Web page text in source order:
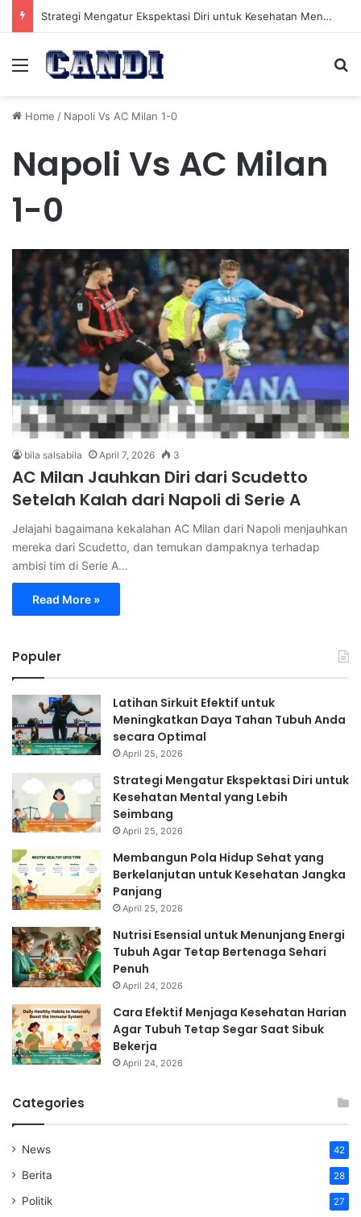
Strategi Mengatur Ekspektasi Diri untuk Kesehatan Mental yang Lebih Seimbang
Menu
Home / Napoli Vs AC Milan 1-0
Napoli Vs AC Milan
1-0
bila salsabila April 7, 2026 3
AC Milan Jauhkan Diri dari Scudetto
Setelah Kalah dari Napoli di Serie A
Jelajahi bagaimana kekalahan AC Milan dari Napoli menjauhkan
mereka dari Scudetto, dan temukan dampaknya terhadap
ambisi tim di Serie A…
Read More »
Populer
Latihan Sirkuit Efektif untuk
Meningkatkan Daya Tahan Tubuh Anda
secara Optimal
April 25, 2026
Strategi Mengatur Ekspektasi Diri untuk
Kesehatan Mental yang Lebih
Seimbang
April 25, 2026
Membangun Pola Hidup Sehat yang
Berkelanjutan untuk Kesehatan Jangka
Panjang
April 25, 2026
Nutrisi Esensial untuk Menunjang Energi
Tubuh Agar Tetap Bertenaga Sehari
Penuh
April 24, 2026
Cara Efektif Menjaga Kesehatan Harian
Agar Tubuh Tetap Segar Saat Sibuk
Bekerja
April 24, 2026
Categories
News 42
Berita 28
Politik 27